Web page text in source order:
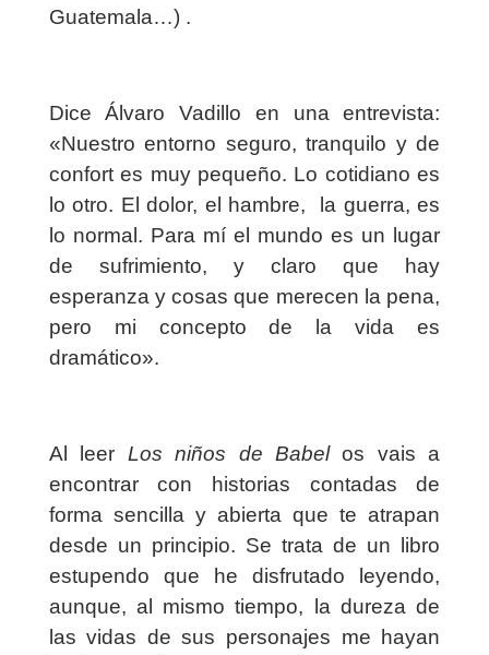
Guatemala…).
Dice Álvaro Vadillo en una entrevista:
«Nuestro entorno seguro, tranquilo y de
confort es muy pequeño. Lo cotidiano es
lo otro. El dolor, el hambre,
la guerra, es
lo normal. Para mí el mundo es un lugar
de sufrimiento, y claro que hay
esperanza y cosas que merecen la pena,
pero mi concepto de la vida es
dramático».
Al leer Los niños de Babelos vais a
encontrar con historias contadas de
forma sencilla y abierta que te atrapan
desde un principio. Se trata de un libro
estupendo que he disfrutado leyendo,
aunque, al mismo tiempo, la dureza de
las vidas de sus personajes me hayan